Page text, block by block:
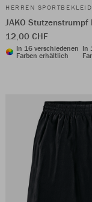
HERREN
JAKO Stutzenstrumpf
12,00 CHF
In 16 verschiedenen
Farben erhältlich
In